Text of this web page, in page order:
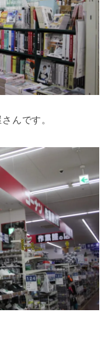
んです。